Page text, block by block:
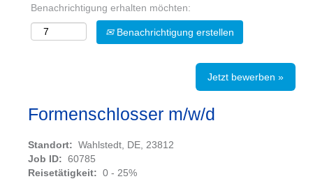
Benachrichtigung erhalten möchten:
Benachrichtigung erstellen
Jetzt bewerben »
Formenschlosser m/w/d
Standort: Wahlstedt, DE, 23812
Job ID: 60785
Reisetätigkeit: 0 - 25%